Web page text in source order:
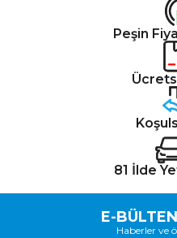
Peşin
81 İlde
E-
Haberler ve